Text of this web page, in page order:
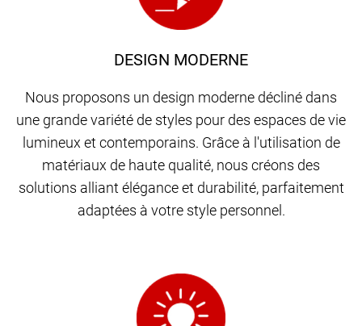
DESIGN MODERNE
Nous proposons un design moderne décliné dans
une grande variété de styles pour des espaces de vie
lumineux et contemporains. Grâce à l'utilisation de
matériaux de haute qualité, nous créons des
solutions alliant élégance et durabilité, parfaitement
adaptées à votre style personnel.